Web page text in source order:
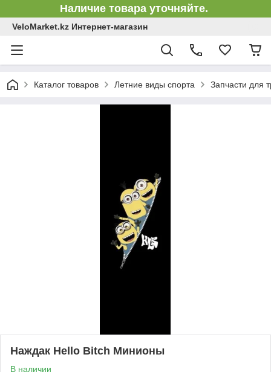
Наличие товара уточняйте.
VeloMarket.kz Интернет-магазин
Каталог товаров Летние виды спорта Запчасти для
Наждак Hello Bitch Минионы
В наличии